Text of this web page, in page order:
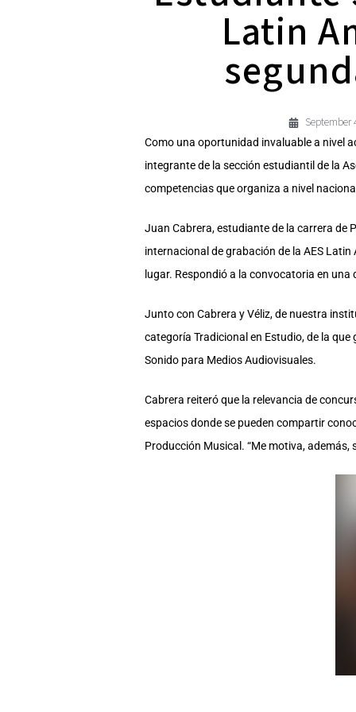
Latin
September
Como una oportunidad invaluable a nivel
integrante de la sección estudiantil de la
competencias que organiza a nivel
Juan Cabrera, estudiante de la carrera de
internacional de grabación de la AES
lugar. Respondió a la convocatoria en una
Junto con Cabrera y Véliz, de nuestra
categoría Tradicional en Estudio, de la
Sonido para Medios Audiovisuales.
Cabrera reiteró que la relevancia de
espacios donde se pueden compartir
Producción Musical. “Me motiva,